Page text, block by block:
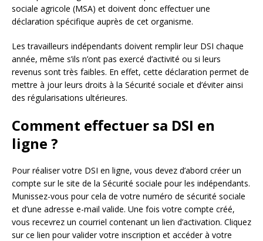
sociale agricole (MSA) et doivent donc effectuer une
déclaration spécifique auprès de cet organisme.
Les travailleurs indépendants doivent remplir leur DSI chaque
année, même s’ils n’ont pas exercé d’activité ou si leurs
revenus sont très faibles. En effet, cette déclaration permet de
mettre à jour leurs droits à la Sécurité sociale et d’éviter ainsi
des régularisations ultérieures.
Comment effectuer sa DSI en
ligne ?
Pour réaliser votre DSI en ligne, vous devez d’abord créer un
compte sur le site de la Sécurité sociale pour les indépendants.
Munissez-vous pour cela de votre numéro de sécurité sociale
et d’une adresse e-mail valide. Une fois votre compte créé,
vous recevrez un courriel contenant un lien d’activation. Cliquez
sur ce lien pour valider votre inscription et accéder à votre